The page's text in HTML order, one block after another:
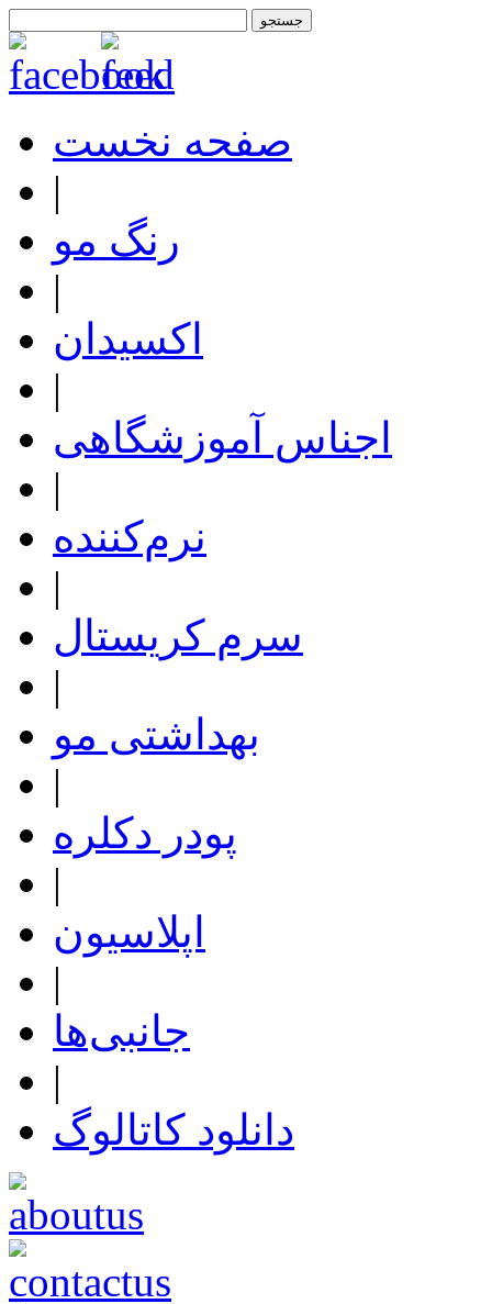
صفحه نخست
|
رنگ مو
|
اکسیدان
|
اجناس آموزشگاهی
|
نرم‌کننده
|
سرم کریستال
|
بهداشتی مو
|
پودر دکلره
|
اپلاسیون
|
جانبی‌ها
|
دانلود کاتالوگ